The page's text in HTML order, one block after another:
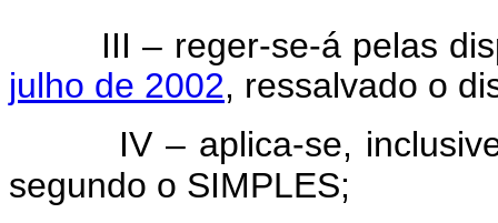
III – reger-se-á pelas
julho de 2002, ressalvado o
IV – aplica-se, inclusive,
segundo o SIMPLES;